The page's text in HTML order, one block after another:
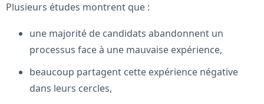
Plusieurs études montrent que :
une majorité de candidats abandonnent un
processus face à une mauvaise expérience,
beaucoup partagent cette expérience négative
dans leurs cercles,